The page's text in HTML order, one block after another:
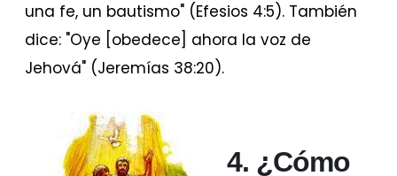
una fe, un bautismo" (Efesios 4:5). También
dice: "Oye [obedece] ahora la voz de
Jehová" (Jeremías 38:20).
4. ¿Cómo